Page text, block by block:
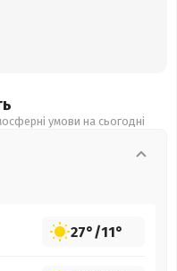
умови на сьогодні
27°/11°